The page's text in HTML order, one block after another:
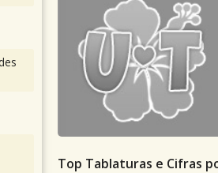
Top Tablaturas e Cifras